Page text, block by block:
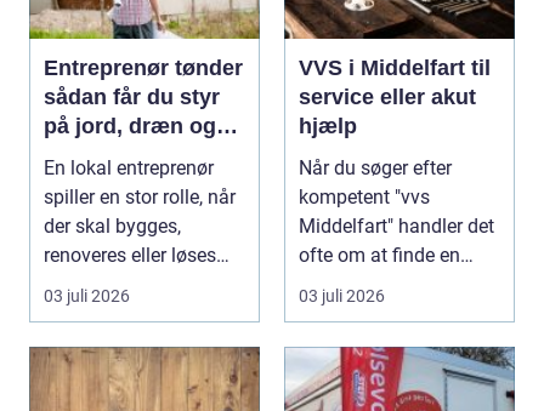
Entreprenør tønder
sådan får du styr
på jord, dræn og
kloak
En lokal entreprenør
spiller en stor rolle, når
der skal bygges,
renoveres eller løses
problemer und...
03 juli 2026
VVS i Middelfart til
service eller akut
hjælp
Når du søger efter
kompetent "vvs
Middelfart" handler det
ofte om at finde en
lokal, fa...
03 juli 2026